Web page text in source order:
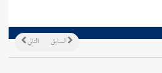
التالي السابق